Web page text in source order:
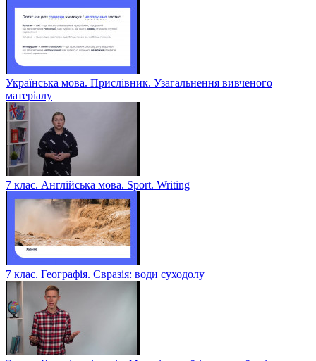
Українська мова. Прислівник. Узагальнення вивченого
матеріалу
7 клас. Англійська мова. Sport. Writing
7 клас. Географія. Євразія: води суходолу